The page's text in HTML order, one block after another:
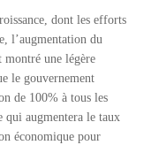
dont les efforts
l’augmentation du
montré une légère
le gouvernement
de 100% à tous les
qui augmentera le taux
économique pour